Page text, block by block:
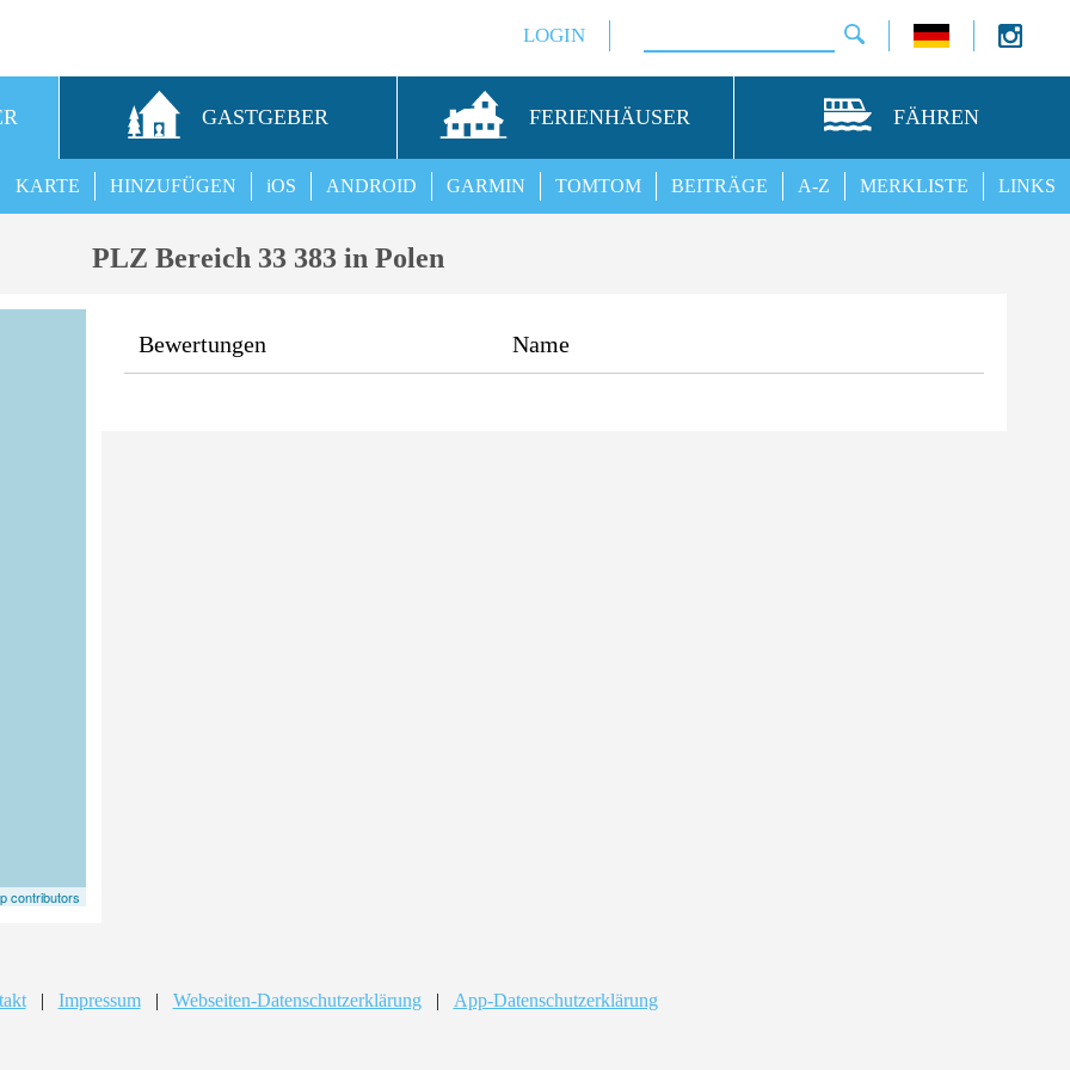
LOGIN
GASTGEBER FERIENHÄUSER FÄHREN
LINKS
MERKLISTE
A-Z
BEITRÄGE
TOMTOM
GARMIN
ANDROID
iOS
HINZUFÜGEN
KARTE
PLZ Bereich 33 383 in Polen
contributors
Bewertungen Name
| Impressum | Webseiten-Datenschutzerklärung | App-Datenschutzerklärung